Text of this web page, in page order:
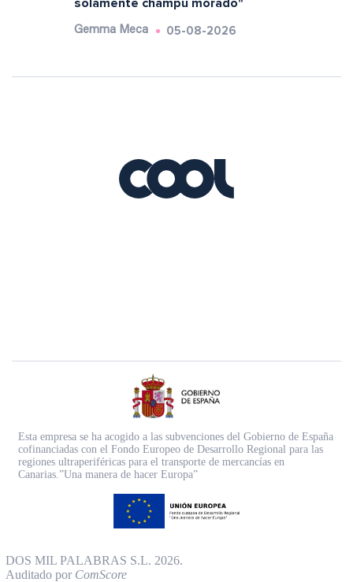
solamente champú morado"
Gemma Meca 05-08-2026
Esta empresa se ha acogido a las subvenciones del Gobierno de España
cofinanciadas con el Fondo Europeo de Desarrollo Regional para las
regiones ultraperiféricas para el transporte de mercancías en
Canarias.”Una manera de hacer Europa”
DOS MIL PALABRAS S.L. 2026.
Auditado por ComScore